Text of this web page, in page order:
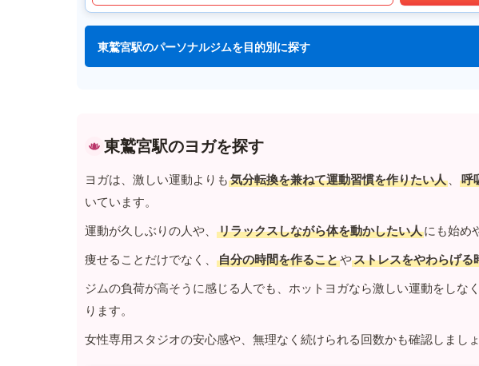
東鷲宮駅のパーソナルジムを目的別に探す
東鷲宮駅のヨガを探す
ヨガは、激しい運動よりも 気分転換を兼ねて運動習慣を作りたい人 、 呼
いています。
運動が久しぶりの人や、
リラックスしながら体を動かしたい人にも始め
痩せることだけでなく、
自分の時間を作ることやストレスをやわらげる
ジムの負荷が高そうに感じる人でも、ホットヨガなら激しい運動をしな
ります。
女性専用スタジオの安心感や、無理なく続けられる回数かも確認しましょ